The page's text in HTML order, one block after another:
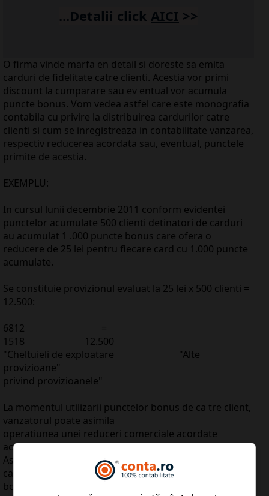
...Detalii click AICI >>
O firma vinde marfa en detail si doreste sa emita
carduri de fidelitate catre clienti. Acestia vor primi
discount la cumparare sau ev entual vor acumula
puncte bonus. Vom vedea astfel care este monografia
contabila cu privire la distribuirea cardurilor catre
clienti si cum se inregistreaza in contabilitate vanzarea,
respectiv reducerea acordata sau, eventual, punctele
primite de acestia.
EXEMPLU:
In cursul lunii decembrie 2011 conform evidentei
punctelor acumulate 500 clienti detinatori de carduri
au acumulat 1 .000 puncte bonus care ofera o
reducere de 25 lei pentru fiecare card cu 1.000 puncte
acumulate.
Se constituie provizionul evaluat la 25 lei x 500 clienti =
12.500:
6812 =
1518 12.500
"Cheltuieli de exploatare "Alte
provizioane"
privind provizioanele"
La momentul utilizarii punctelor bonus de ca tre client,
vanzatorul poate asimila
operatiunea unei reduceri comerciale acordate
acestuia la data respectiva.
Astfel, daca presupunem ca in luna ianuarie 400 clienti
care detin 1 .000 puncte
bonus si pot beneficia de o reducere de 25 lei utilizeaza